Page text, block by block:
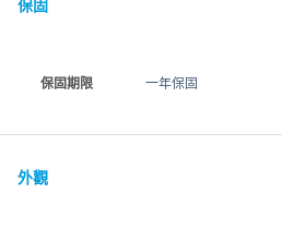
保固
保固期限 一年保固
外觀